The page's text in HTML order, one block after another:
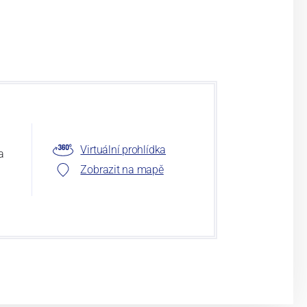
Virtuální prohlídka
Zobrazit na mapě